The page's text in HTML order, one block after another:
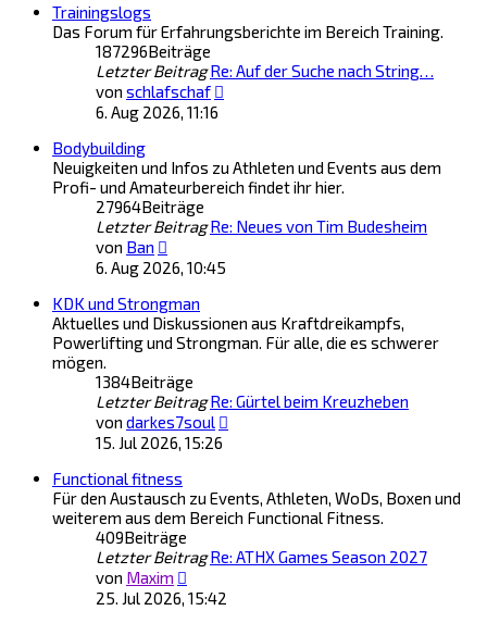
Trainingslogs
Das Forum für Erfahrungsberichte im Bereich Training.
187296Beiträge
Letzter Beitrag Re: Auf der Suche nach String…
von schlafschaf
6. Aug 2026, 11:16
Bodybuilding
Neuigkeiten und Infos zu Athleten und Events aus dem
Profi- und Amateurbereich findet ihr hier.
27964Beiträge
Letzter Beitrag Re: Neues von Tim Budesheim
von Ban
Beitrag
6. Aug 2026, 10:45
KDK und Strongman
Aktuelles und Diskussionen aus Kraftdreikampfs,
Powerlifting und Strongman. Für alle, die es schwerer
mögen.
1384Beiträge
Letzter Beitrag Re: Gürtel beim Kreuzheben
von darkes7soul
15. Jul 2026, 15:26
Functional fitness
Für den Austausch zu Events, Athleten, WoDs, Boxen und
weiterem aus dem Bereich Functional Fitness.
409Beiträge
Letzter Beitrag Re: ATHX Games Season 2027
von Maxim
Beitrag
25. Jul 2026, 15:42